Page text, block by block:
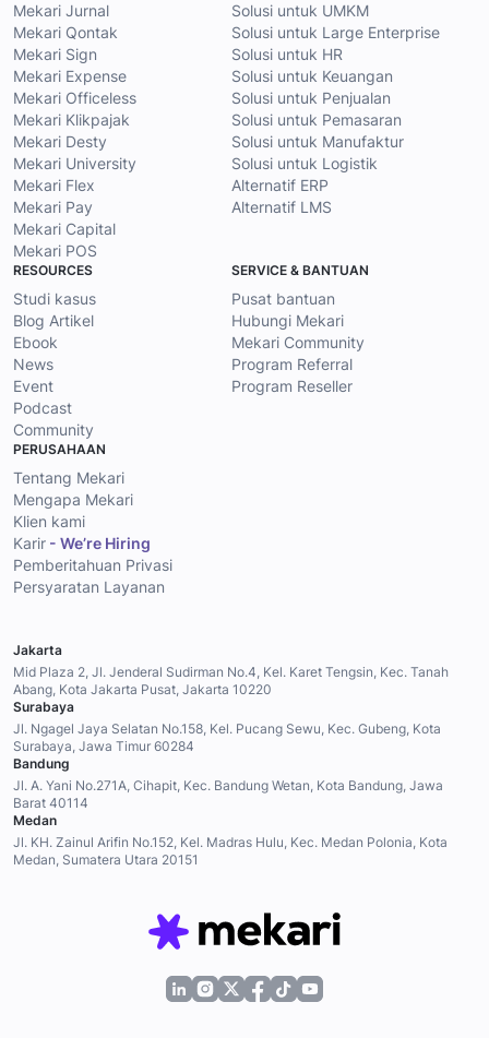
Mekari Jurnal
Mekari Qontak
Mekari Sign
Mekari Expense
Mekari Officeless
Mekari Klikpajak
Mekari Desty
Mekari University
Mekari Flex
Mekari Pay
Mekari Capital
Mekari POS
Solusi untuk UMKM
Solusi untuk Large Enterprise
Solusi untuk HR
Solusi untuk Keuangan
Solusi untuk Penjualan
Solusi untuk Pemasaran
Solusi untuk Manufaktur
Solusi untuk Logistik
Alternatif ERP
Alternatif LMS
RESOURCES
Studi kasus
Blog Artikel
Ebook
News
Event
Podcast
Community
SERVICE & BANTUAN
Pusat bantuan
Hubungi Mekari
Mekari Community
Program Referral
Program Reseller
PERUSAHAAN
Tentang Mekari
Mengapa Mekari
Klien kami
Karir - We’re Hiring
Pemberitahuan Privasi
Persyaratan Layanan
Jakarta
Mid Plaza 2, Jl. Jenderal Sudirman No.4, Kel. Karet Tengsin, Kec. Tanah
Abang, Kota Jakarta Pusat, Jakarta 10220
Surabaya
Jl. Ngagel Jaya Selatan No.158, Kel. Pucang Sewu, Kec. Gubeng, Kota
Surabaya, Jawa Timur 60284
Bandung
Jl. A. Yani No.271A, Cihapit, Kec. Bandung Wetan, Kota Bandung, Jawa
Barat 40114
Medan
Jl. KH. Zainul Arifin No.152, Kel. Madras Hulu, Kec. Medan Polonia, Kota
Medan, Sumatera Utara 20151